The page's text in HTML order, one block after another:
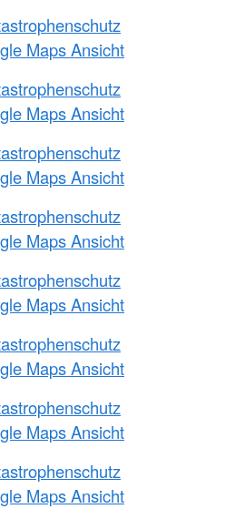
Maps Ansicht
Maps Ansicht
Maps Ansicht
Maps Ansicht
Maps Ansicht
Maps Ansicht
Maps Ansicht
Maps Ansicht